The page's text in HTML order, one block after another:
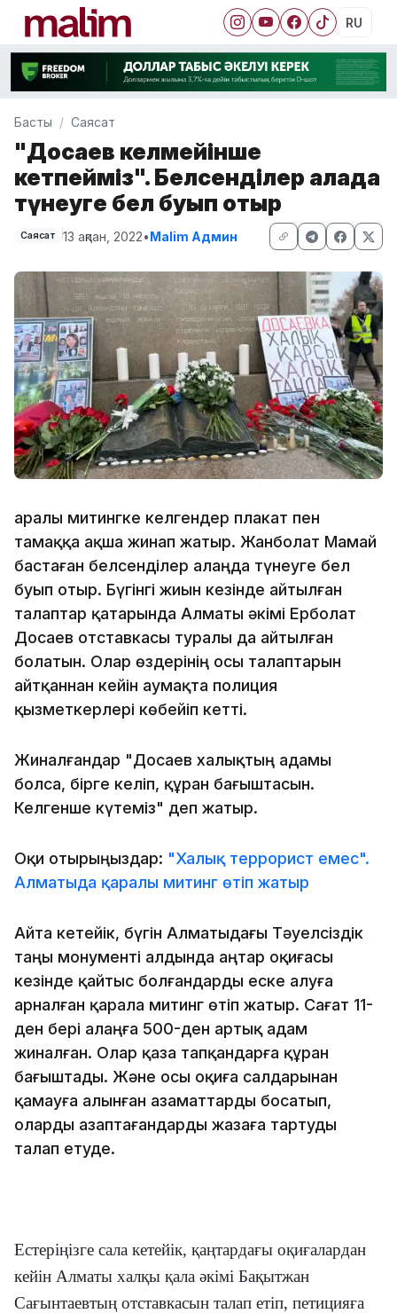
RU
Басты Саясат
"Досаев келмейінше
кетпейміз". Белсенділер алаңда
түнеуге бел буып отыр
Саясат 13 ақпан, 2022•Malim Админ
Қаралы митингке келгендер плакат пен
тамаққа ақша жинап жатыр. Жанболат Мамай
бастаған белсенділер алаңда түнеуге бел
буып отыр. Бүгінгі жиын кезінде айтылған
талаптар қатарында Алматы әкімі Ерболат
Досаев отставкасы туралы да айтылған
болатын. Олар өздерінің осы талаптарын
айтқаннан кейін аумақта полиция
қызметкерлері көбейіп кетті.
Жиналғандар "Досаев халықтың адамы
болса, бірге келіп, құран бағыштасын.
Келгенше күтеміз" деп жатыр.
Оқи отырыңыздар: "Халық террорист емес".
Алматыда қаралы митинг өтіп жатыр
Айта кетейік, бүгін Алматыдағы Тәуелсіздік
таңы монументі алдында Қаңтар оқиғасы
кезінде қайтыс болғандарды еске алуға
арналған қарала митинг өтіп жатыр. Сағат 11-
ден бері алаңға 500-ден артық адам
жиналған. Олар қаза тапқандарға құран
бағыштады. Және осы оқиға салдарынан
қамауға алынған азаматтарды босатып,
оларды азаптағандарды жазаға тартуды
талап етуде.
Естеріңізге сала кетейік, қаңтардағы оқиғалардан
кейін Алматы халқы қала әкімі Бақытжан
Сағынтаевтың отставкасын талап етіп, петицияға